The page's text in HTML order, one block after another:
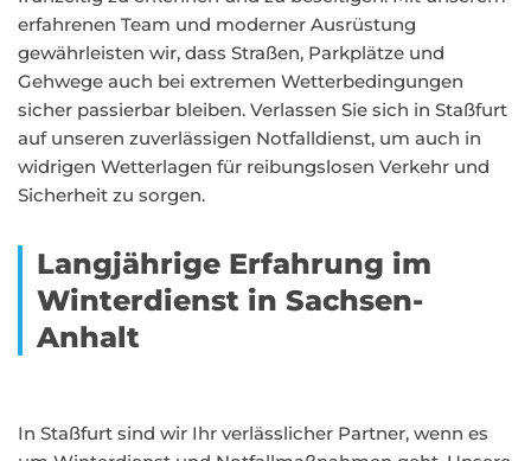
erfahrenen Team und moderner Ausrüstung
gewährleisten wir, dass Straßen, Parkplätze und
Gehwege auch bei extremen Wetterbedingungen
sicher passierbar bleiben. Verlassen Sie sich in Staßfurt
auf unseren zuverlässigen Notfalldienst, um auch in
widrigen Wetterlagen für reibungslosen Verkehr und
Sicherheit zu sorgen.
Langjährige Erfahrung im
Winterdienst in Sachsen-
Anhalt
In Staßfurt sind wir Ihr verlässlicher Partner, wenn es